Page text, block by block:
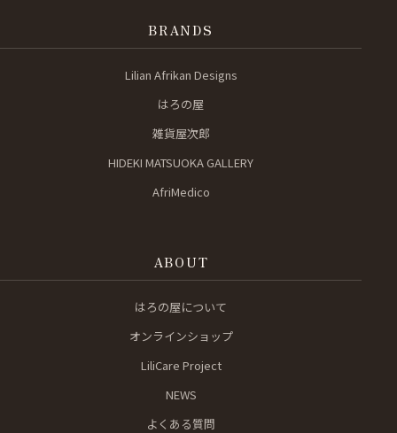
BRANDS
Lilian Afrikan Designs
はろの屋
雑貨屋次郎
HIDEKI MATSUOKA GALLERY
AfriMedico
ABOUT
はろの屋について
オンラインショップ
LiliCare Project
NEWS
よくある質問